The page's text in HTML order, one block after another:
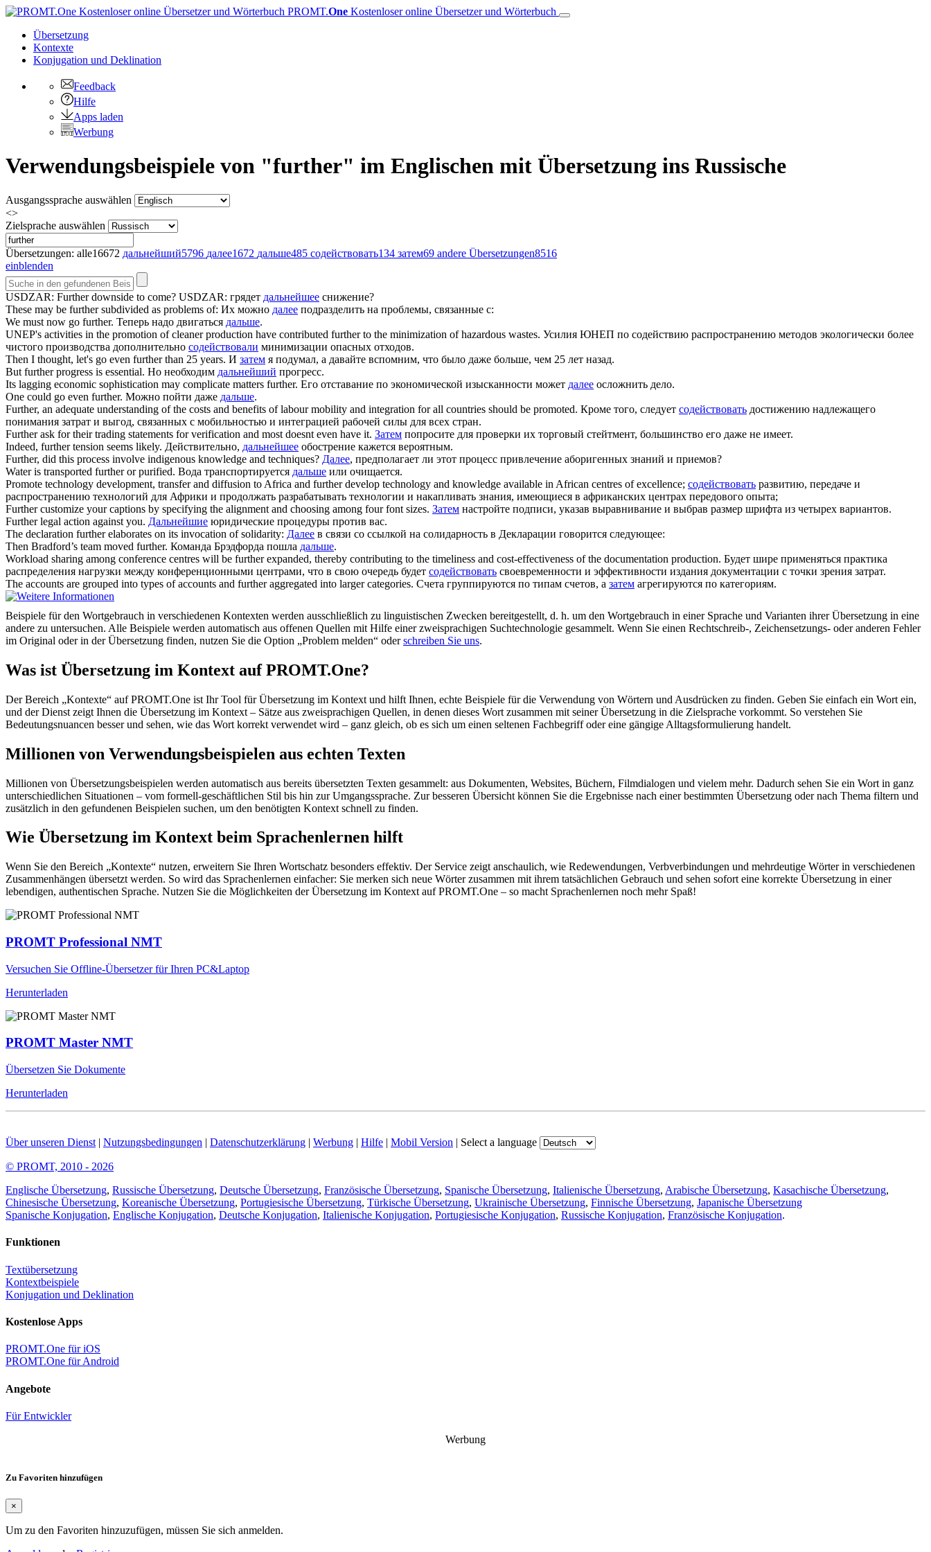
PROMT.One Kostenloser online Übersetzer und Wörterbuch
Übersetzung
Kontexte
Konjugation und Deklination
Feedback
Hilfe
Apps laden
Werbung
Verwendungsbeispiele von "further" im Englischen mit Übersetzung ins Russische
Ausgangssprache auswählen
<>
Zielsprache auswählen
Übersetzungen: alle16672 дальнейший5796 далее1672 дальше485 содействовать134 затем69 andere Übersetzungen8516
einblenden
USDZAR: Furtherdownside to come? USDZAR: грядет дальнейшее снижение?
These may be furthersubdivided as problems of: Их можно далее подразделить на проблемы, связанные с:
We must now go further. Теперь надо двигаться дальше.
UNEP's activities in the promotion of cleaner production have contributed furtherto the minimization of hazardous wastes. Усилия ЮНЕП по содействию распространению методов экологически более
чистого производства дополнительно содействовали минимизации опасных отходов.
Then I thought, let's go even furtherthan 25 years. И затем я подумал, а давайте вспомним, что было даже больше, чем 25 лет назад.
But furtherprogress is essential. Но необходим дальнейший прогресс.
Its lagging economic sophistication may complicate matters further. Его отставание по экономической изысканности может далее осложнить дело.
One could go even further. Можно пойти даже дальше.
Further, an adequate understanding of the costs and benefits of labour mobility and integration for all countries should be promoted. Кроме того, следует содействовать достижению надлежащего
понимания затрат и выгод, связанных с мобильностью и интеграцией рабочей силы для всех стран.
Furtherask for their trading statements for verification and most doesnt even have it. Затем попросите для проверки их торговый стейтмент, большинство его даже не имеет.
Indeed, furthertension seems likely. Действительно, дальнейшее обострение кажется вероятным.
Further, did this process involve indigenous knowledge and techniques? Далее, предполагает ли этот процесс привлечение аборигенных знаний и приемов?
Water is transported furtheror purified. Вода транспортируется дальше или очищается.
Promote technology development, transfer and diffusion to Africa and furtherdevelop technology and knowledge available in African centres of excellence; содействовать развитию, передаче и
распространению технологий для Африки и продолжать разрабатывать технологии и накапливать знания, имеющиеся в африканских центрах передового опыта;
Furthercustomize your captions by specifying the alignment and choosing among four font sizes. Затем настройте подписи, указав выравнивание и выбрав размер шрифта из четырех вариантов.
Furtherlegal action against you. Дальнейшие юридические процедуры против вас.
The declaration furtherelaborates on its invocation of solidarity: Далее в связи со ссылкой на солидарность в Декларации говорится следующее:
Then Bradford’s team moved further. Команда Брэдфорда пошла дальше.
Workload sharing among conference centres will be furtherexpanded, thereby contributing to the timeliness and cost-effectiveness of the documentation production. Будет шире применяться практика
распределения нагрузки между конференционными центрами, что в свою очередь будет содействовать своевременности и эффективности издания документации с точки зрения затрат.
The accounts are grouped into types of accounts and furtheraggregated into larger categories. Счета группируются по типам счетов, а затем агрегируются по категориям.
Beispiele für den Wortgebrauch in verschiedenen Kontexten werden ausschließlich zu linguistischen Zwecken bereitgestellt, d. h. um den Wortgebrauch in einer Sprache und Varianten ihrer Übersetzung in eine
andere zu untersuchen. Alle Beispiele werden automatisch aus offenen Quellen mit Hilfe einer zweisprachigen Suchtechnologie gesammelt. Wenn Sie einen Rechtschreib-, Zeichensetzungs- oder anderen Fehler
im Original oder in der Übersetzung finden, nutzen Sie die Option „Problem melden“ oderschreiben Sie uns.
Was ist Übersetzung im Kontext auf PROMT.One?
Der Bereich „Kontexte“ auf PROMT.One ist Ihr Tool für Übersetzung im Kontext und hilft Ihnen, echte Beispiele für die Verwendung von Wörtern und Ausdrücken zu finden. Geben Sie einfach ein Wort ein,
und der Dienst zeigt Ihnen die Übersetzung im Kontext – Sätze aus zweisprachigen Quellen, in denen dieses Wort zusammen mit seiner Übersetzung in die Zielsprache vorkommt. So verstehen Sie
Bedeutungsnuancen besser und sehen, wie das Wort korrekt verwendet wird – ganz gleich, ob es sich um einen seltenen Fachbegriff oder eine gängige Alltagsformulierung handelt.
Millionen von Verwendungsbeispielen aus echten Texten
Millionen von Übersetzungsbeispielen werden automatisch aus bereits übersetzten Texten gesammelt: aus Dokumenten, Websites, Büchern, Filmdialogen und vielem mehr. Dadurch sehen Sie ein Wort in ganz
unterschiedlichen Situationen – vom formell-geschäftlichen Stil bis hin zur Umgangssprache. Zur besseren Übersicht können Sie die Ergebnisse nach einer bestimmten Übersetzung oder nach Thema filtern und
zusätzlich in den gefundenen Beispielen suchen, um den benötigten Kontext schnell zu finden.
Wie Übersetzung im Kontext beim Sprachenlernen hilft
Wenn Sie den Bereich „Kontexte“ nutzen, erweitern Sie Ihren Wortschatz besonders effektiv. Der Service zeigt anschaulich, wie Redewendungen, Verbverbindungen und mehrdeutige Wörter in verschiedenen
Zusammenhängen übersetzt werden. So wird das Sprachenlernen einfacher: Sie merken sich neue Wörter zusammen mit ihrem tatsächlichen Gebrauch und sehen sofort eine korrekte Übersetzung in einer
lebendigen, authentischen Sprache. Nutzen Sie die Möglichkeiten der Übersetzung im Kontext auf PROMT.One – so macht Sprachenlernen noch mehr Spaß!
PROMT Professional NMT
Versuchen Sie Offline-Übersetzer für Ihren PC&Laptop
Herunterladen
PROMT Master NMT
Übersetzen Sie Dokumente
Herunterladen
Über unseren Dienst | Nutzungsbedingungen | Datenschutzerklärung | Werbung | Hilfe | Mobil Version | Select a language
© PROMT, 2010 - 2026
Englische Übersetzung, Russische Übersetzung, Deutsche Übersetzung, Französische Übersetzung, Spanische Übersetzung, Italienische Übersetzung, Arabische Übersetzung, Kasachische Übersetzung,
Chinesische Übersetzung, Koreanische Übersetzung, Portugiesische Übersetzung, Türkische Übersetzung, Ukrainische Übersetzung, Finnische Übersetzung, Japanische Übersetzung
Spanische Konjugation, Englische Konjugation, Deutsche Konjugation, Italienische Konjugation, Portugiesische Konjugation, Russische Konjugation, Französische Konjugation.
Funktionen
Textübersetzung
Kontextbeispiele
Konjugation und Deklination
Kostenlose Apps
PROMT.One für iOS
PROMT.One für Android
Angebote
Für Entwickler
Werbung
Zu Favoriten hinzufügen
×
Um zu den Favoriten hinzuzufügen, müssen Sie sich anmelden.